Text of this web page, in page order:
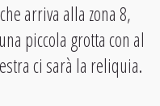
arriva alla zona 8,
piccola grotta con al
ci sarà la reliquia.